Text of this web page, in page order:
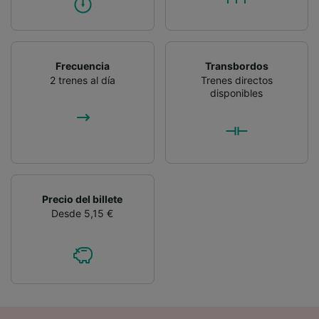
Frecuencia
2 trenes al día
Transbordos
Trenes directos
disponibles
Precio del billete
Desde 5,15 €